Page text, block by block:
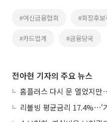
#여신금융협회 #회장후
#카드업계 #금융당국
전아현 기자의 주요 뉴스
홈플러스 다시 문 열었지